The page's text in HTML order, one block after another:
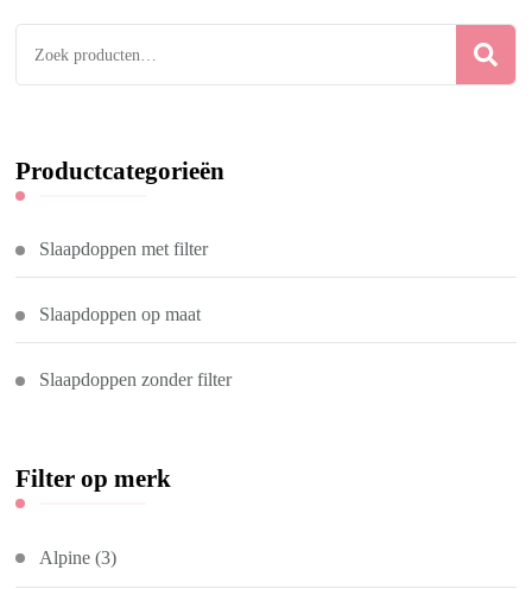
Zoeken
Productcategorieën
Slaapdoppen met filter
Slaapdoppen op maat
Slaapdoppen zonder filter
Filter op merk
Alpine (3)